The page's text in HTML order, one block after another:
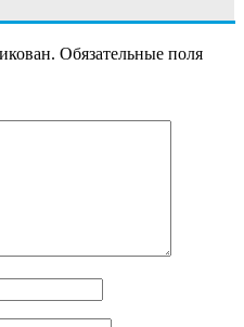
Обязательные поля